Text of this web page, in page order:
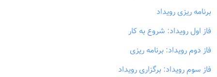
برنامه ریزی رویداد
فاز اول رویداد: شروع به کار
فاز دوم رویداد: برنامه ریزی
فاز سوم رویداد: برگزاری رویداد